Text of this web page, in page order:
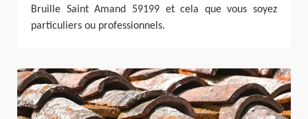
Bruille Saint Amand 59199 et cela que vous soyez
particuliers ou professionnels.